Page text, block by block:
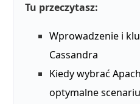
Tu przeczytasz:
Wprowadzenie i
Cassandra
Kiedy wybrać
optymalne